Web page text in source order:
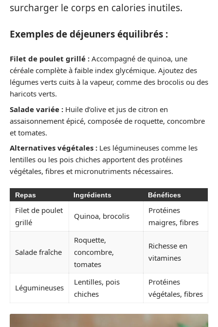
surcharger le corps en calories inutiles.
Exemples de déjeuners équilibrés :
Filet de poulet grillé : Accompagné de quinoa, une
céréale complète à faible index glycémique. Ajoutez des
légumes verts cuits à la vapeur, comme des brocolis ou des
haricots verts.
Salade variée : Huile d’olive et jus de citron en
assaisonnement épicé, composée de roquette, concombre
et tomates.
Alternatives végétales : Les légumineuses comme les
lentilles ou les pois chiches apportent des protéines
végétales, fibres et micronutriments nécessaires.
Repas Ingrédients Bénéfices
Filet de poulet
grillé
Quinoa, brocolis
Protéines
maigres, fibres
Salade fraîche
Roquette,
concombre,
tomates
Richesse en
vitamines
Légumineuses
Lentilles, pois
chiches
Protéines
végétales, fibres